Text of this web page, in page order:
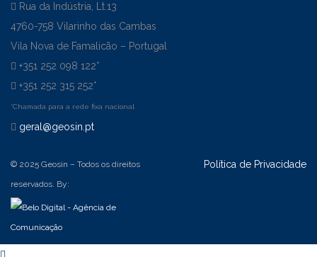
Rua da Indústria, Lt.13
4760-758 Vilarinho das Cambas
Vila Nova de Famalicão – Portugal
+351 252 098 122*
+351 252 315 252*
*Chamada para a rede fixa nacional
geral@geosin.pt
© 2025 Geosin – Todos os direitos
reservados. By:
Política de Privacidade